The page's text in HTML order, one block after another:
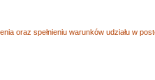
oraz spełnieniu warunków udziału w